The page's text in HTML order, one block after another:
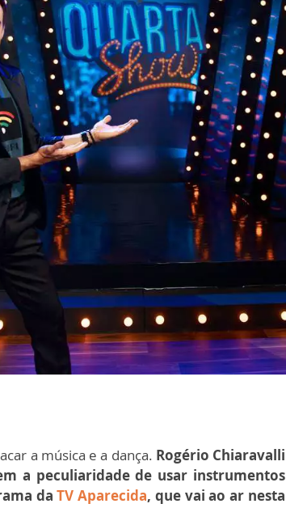
a música e a dança. Rogério Chiaravalli
a peculiaridade de usar instrumentos
daTV Aparecida, que vai ao ar nesta